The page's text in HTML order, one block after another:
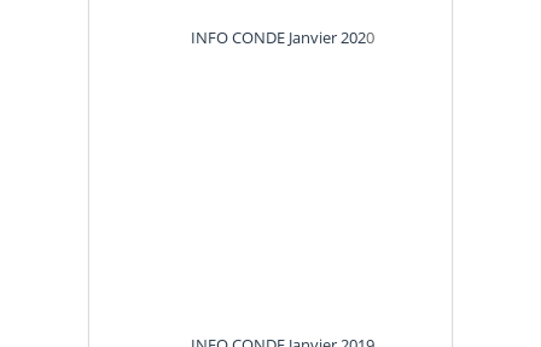
INFO CONDE Janvier 2020